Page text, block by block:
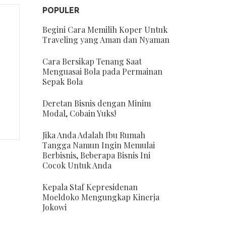
POPULER
Begini Cara Memilih Koper Untuk
Traveling yang Aman dan Nyaman
Cara Bersikap Tenang Saat
Menguasai Bola pada Permainan
Sepak Bola
Deretan Bisnis dengan Minim
Modal, Cobain Yuks!
Jika Anda Adalah Ibu Rumah
Tangga Namun Ingin Memulai
Berbisnis, Beberapa Bisnis Ini
Cocok Untuk Anda
Kepala Staf Kepresidenan
Moeldoko Mengungkap Kinerja
Jokowi